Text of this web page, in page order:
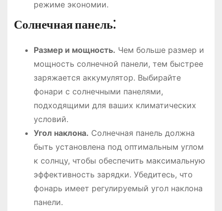
режиме экономии.
Солнечная панель⁚
Размер и мощность. Чем больше размер и
мощность солнечной панели, тем быстрее
заряжается аккумулятор. Выбирайте
фонари с солнечными панелями,
подходящими для ваших климатических
условий.
Угол наклона. Солнечная панель должна
быть установлена под оптимальным углом
к солнцу, чтобы обеспечить максимальную
эффективность зарядки. Убедитесь, что
фонарь имеет регулируемый угол наклона
панели.